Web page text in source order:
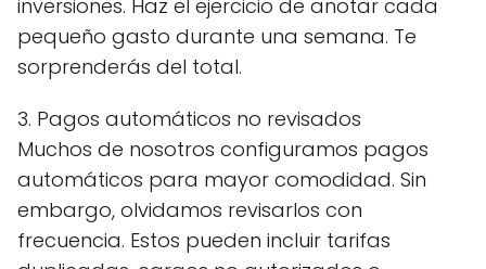
inversiones. Haz el ejercicio de anotar cada
pequeño gasto durante una semana. Te
sorprenderás del total.
3. Pagos automáticos no revisados
Muchos de nosotros configuramos pagos
automáticos para mayor comodidad. Sin
embargo, olvidamos revisarlos con
frecuencia. Estos pueden incluir tarifas